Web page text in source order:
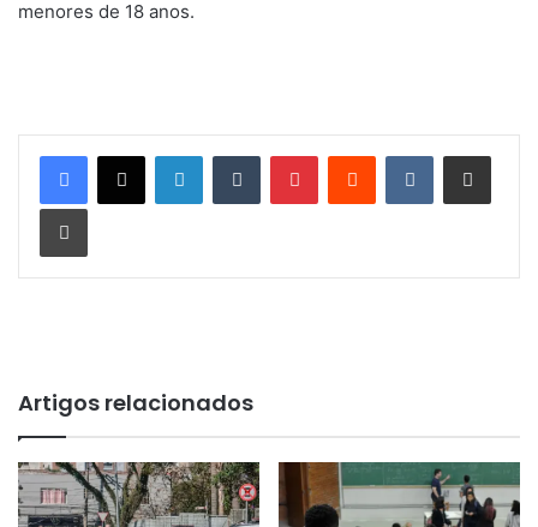
menores de 18 anos.
Artigos relacionados